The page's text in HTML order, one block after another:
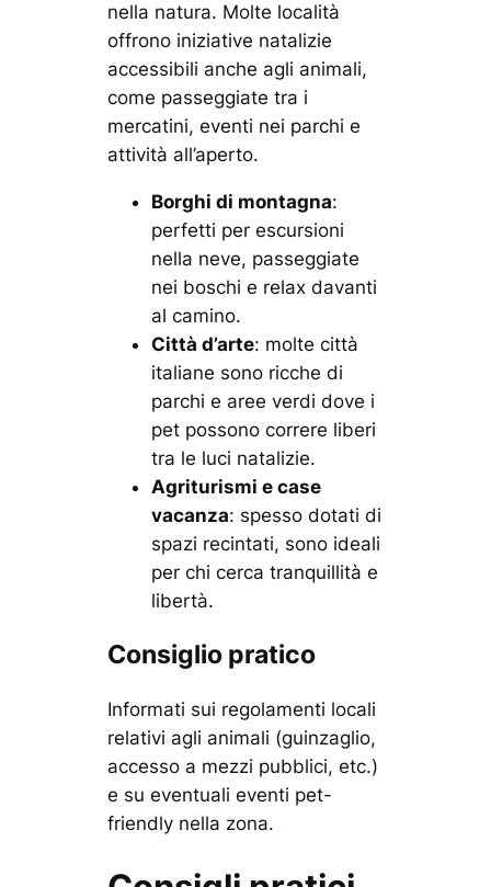
nella natura. Molte località
offrono iniziative natalizie
accessibili anche agli animali,
come passeggiate tra i
mercatini, eventi nei parchi e
attività all’aperto.
Borghi di montagna:
perfetti per escursioni
nella neve, passeggiate
nei boschi e relax davanti
al camino.
Città d’arte: molte città
italiane sono ricche di
parchi e aree verdi dove i
pet possono correre liberi
tra le luci natalizie.
Agriturismi e case
vacanza: spesso dotati di
spazi recintati, sono ideali
per chi cerca tranquillità e
libertà.
Consiglio pratico
Informati sui regolamenti locali
relativi agli animali (guinzaglio,
accesso a mezzi pubblici, etc.)
e su eventuali eventi pet-
friendly nella zona.